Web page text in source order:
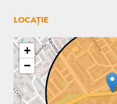
LOCAȚIE
+
−